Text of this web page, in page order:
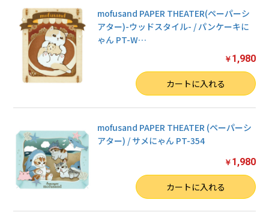
mofusand PAPER THEATER(ペーパーシ
アター)-ウッドスタイル- / パンケーキに
ゃん PT-W…
￥ 1,980
カートに入れる
mofusand PAPER THEATER (ペーパーシ
アター) / サメにゃん PT-354
￥ 1,980
カートに入れる